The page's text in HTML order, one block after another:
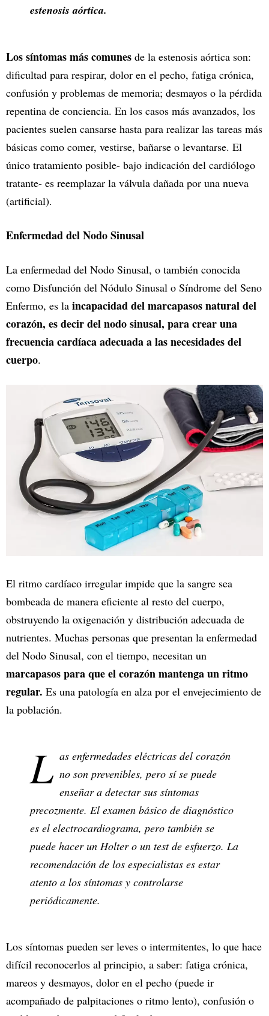
estenosis aórtica.
Los síntomas más comunes de la estenosis aórtica son:
dificultad para respirar, dolor en el pecho, fatiga crónica,
confusión y problemas de memoria; desmayos o la pérdida
repentina de conciencia. En los casos más avanzados, los
pacientes suelen cansarse hasta para realizar las tareas más
básicas como comer, vestirse, bañarse o levantarse. El
único tratamiento posible- bajo indicación del cardiólogo
tratante- es reemplazar la válvula dañada por una nueva
(artificial).
Enfermedad del Nodo Sinusal
La enfermedad del Nodo Sinusal, o también conocida
como Disfunción del Nódulo Sinusal o Síndrome del Seno
Enfermo, es la incapacidad del marcapasos natural del
corazón, es decir del nodo sinusal, para crear una
frecuencia cardíaca adecuada a las necesidades del
cuerpo.
El ritmo cardíaco irregular impide que la sangre sea
bombeada de manera eficiente al resto del cuerpo,
obstruyendo la oxigenación y distribución adecuada de
nutrientes. Muchas personas que presentan la enfermedad
del Nodo Sinusal, con el tiempo, necesitan un
marcapasos para que el corazón mantenga un ritmo
regular. Es una patología en alza por el envejecimiento de
la población.
L as enfermedades eléctricas del corazón
no son prevenibles, pero sí se puede
enseñar a detectar sus síntomas
precozmente. El examen básico de diagnóstico
es el electrocardiograma, pero también se
puede hacer un Holter o un test de esfuerzo. La
recomendación de los especialistas es estar
atento a los síntomas y controlarse
periódicamente.
Los síntomas pueden ser leves o intermitentes, lo que hace
difícil reconocerlos al principio, a saber: fatiga crónica,
mareos y desmayos, dolor en el pecho (puede ir
acompañado de palpitaciones o ritmo lento), confusión o